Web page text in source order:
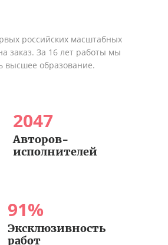
российских масштабных
заказ. За 16 лет работы мы
высшее образование.
2047
Авторов-
исполнителей
91%
Эксклюзивность
работ